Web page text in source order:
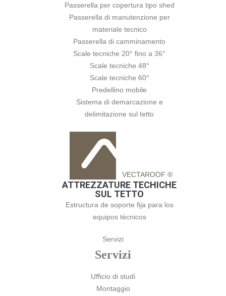
Passerella per copertura tipo shed
Passerella di manutenzione per
materiale tecnico
Passerella di camminamento
Scale tecniche 20° fino a 36°
Scale tecniche 48°
Scale tecniche 60°
Predellino mobile
Sistema di demarcazione e
delimitazione sul tetto
VECTAROOF ®
ATTREZZATURE TECHICHE
SUL TETTO
Estructura de soporte fija para los
equipos técnicos
Servizi
Servizi
Ufficio di studi
Montaggio